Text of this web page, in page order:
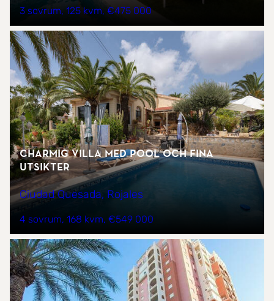
3 sovrum 125 kvm €475 000
Charmig villa med pool och fina
utsikter
Ciudad Quesada, Rojales
4 sovrum 168 kvm €549 000